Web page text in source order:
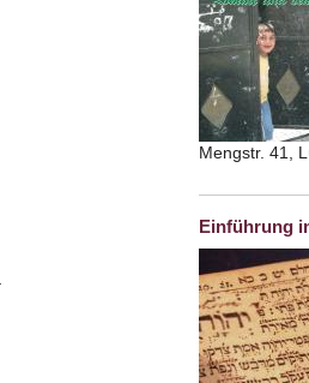
Mengstr. 41,
Einführung